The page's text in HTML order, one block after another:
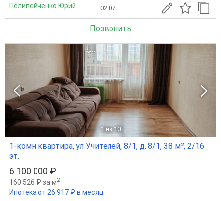
Пелипейченко Юрий 02.07
Позвонить
1 из 10
1-комн квартира, ул Учителей, 8/1, д. 8/1, 38 м², 2/16
эт.
6 100 000 ₽
160 526 ₽ за м2
Ипотека от 26 917 ₽ в месяц